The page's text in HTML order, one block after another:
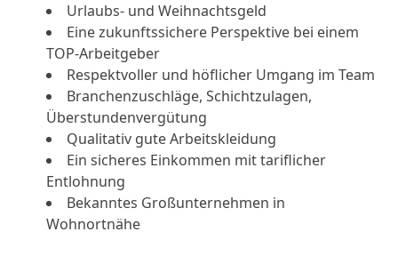
Urlaubs- und Weihnachtsgeld
Eine zukunftssichere Perspektive bei einem
TOP-Arbeitgeber
Respektvoller und höflicher Umgang im Team
Branchenzuschläge, Schichtzulagen,
Überstundenvergütung
Qualitativ gute Arbeitskleidung
Ein sicheres Einkommen mit tariflicher
Entlohnung
Bekanntes Großunternehmen in
Wohnortnähe